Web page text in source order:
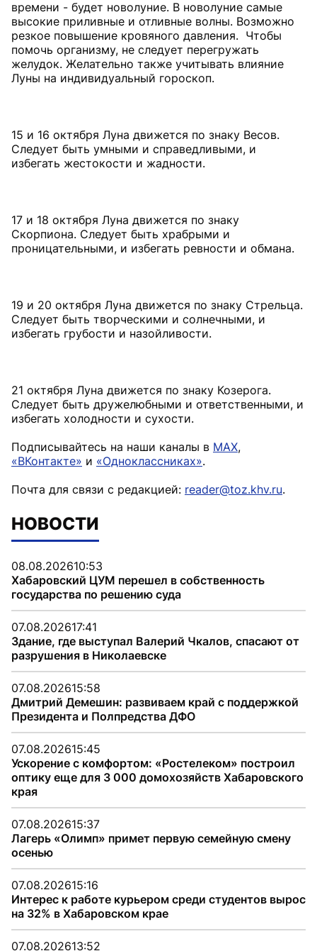
времени - будет новолуние. В новолуние самые
высокие приливные и отливные волны. Возможно
резкое повышение кровяного давления. Чтобы
помочь организму, не следует перегружать
желудок. Желательно также учитывать влияние
Луны на индивидуальный гороскоп.
15 и 16 октября Луна движется по знаку Весов.
Следует быть умными и справедливыми, и
избегать жестокости и жадности.
17 и 18 октября Луна движется по знаку
Скорпиона. Следует быть храбрыми и
проницательными, и избегать ревности и обмана.
19 и 20 октября Луна движется по знаку Стрельца.
Следует быть творческими и солнечными, и
избегать грубости и назойливости.
21 октября Луна движется по знаку Козерога.
Следует быть дружелюбными и ответственными, и
избегать холодности и сухости.
Подписывайтесь на наши каналы в MAX,
«ВКонтакте» и «Одноклассниках».
Почта для связи с редакцией: reader@toz.khv.ru.
НОВОСТИ
08.08.202610:53
Хабаровский ЦУМ перешел в собственность
государства по решению суда
07.08.202617:41
Здание, где выступал Валерий Чкалов, спасают от
разрушения в Николаевске
07.08.202615:58
Дмитрий Демешин: развиваем край с поддержкой
Президента и Полпредства ДФО
07.08.202615:45
Ускорение с комфортом: «Ростелеком» построил
оптику еще для 3 000 домохозяйств Хабаровского
края
07.08.202615:37
Лагерь «Олимп» примет первую семейную смену
осенью
07.08.202615:16
Интерес к работе курьером среди студентов вырос
на 32% в Хабаровском крае
07.08.202613:52